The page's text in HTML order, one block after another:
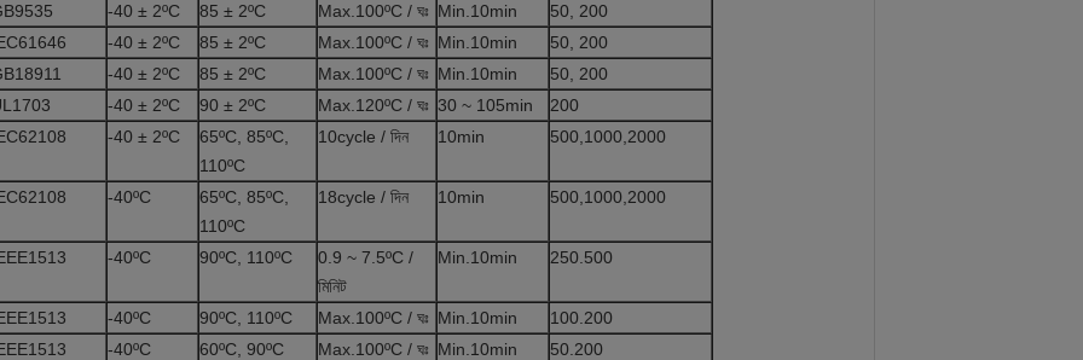
-40 ± 2ºC 85 ± 2ºC Max.100ºC / ঘঃ Min.10min
50, 200
-40 ± 2ºC 85 ± 2ºC Max.100ºC / ঘঃ Min.10min
50, 200
-40 ± 2ºC 85 ± 2ºC Max.100ºC / ঘঃ Min.10min
50, 200
-40 ± 2ºC 90 ± 2ºC Max.120ºC / ঘঃ 30 ~ 105min
200
-40 ± 2ºC
65ºC, 85ºC,
110ºC
10cycle / দিন 10min 500,1000,2000
-40ºC
65ºC, 85ºC,
110ºC
18cycle / দিন 10min 500,1000,2000
-40ºC 90ºC, 110ºC
0.9 ~ 7.5ºC /
মিনিট
Min.10min 250.500
-40ºC 90ºC, 110ºC Max.100ºC / ঘঃ Min.10min
100.200
-40ºC 60ºC, 90ºC Max.100ºC / ঘঃ Min.10min
50.200